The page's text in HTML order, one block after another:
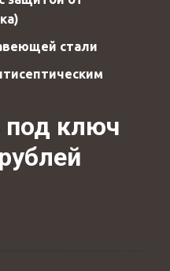
стали
под ключ